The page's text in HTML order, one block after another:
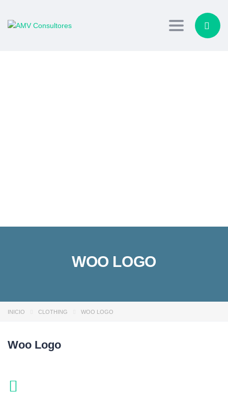
Toggle
WOO LOGO
INICIO CLOTHING WOO LOGO
Woo Logo